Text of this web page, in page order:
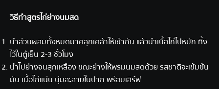
วิธีทำสูตรไก่ย่างนมสด
นำส่วนผสมทั้งหมดมาคลุกเคล้าให้เข้ากัน แล้วนำเนื้อไก่ไปหมัก ทิ้ง
ไว้ในตู้เย็น 2-3 ชั่วโมง
นำไปย่างจนสุกเหลือง ขณะย่างให้พรมนมสดด้วย รสชาติจะเข้มข้น
มัน เนื้อไก่แน่น นุ่มละลายในปาก พร้อมเสิร์ฟ